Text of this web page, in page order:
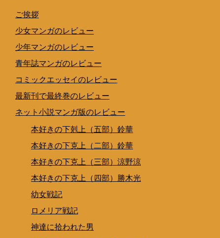
ご挨拶
少女マンガのレビュー
少年マンガのレビュー
青年誌マンガのレビュー
コミックエッセイのレビュー
最新刊で最終巻のレビュー
ネット小説マンガ版のレビュー
本好きの下剋上（五部）鈴華
本好きの下克上（二部）鈴華
本好きの下克上（三部）涼野涼
本好きの下克上（四部）勝木光
幼女戦記
ロメリア戦記
神達に拾われた男